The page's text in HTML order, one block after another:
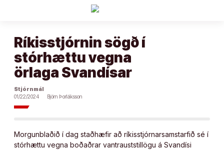
Ríkisstjórnin sögð í
stórhættu vegna
örlaga Svandísar
Stjórnmál
01/22/2024
Björn Þorláksson
Morgunblaðið í dag staðhæfir að rík­is­stjórn­ar­sam­starfið sé í
stór­hættu vegna boðaðrar van­traust­stil­lögu á Svandísi